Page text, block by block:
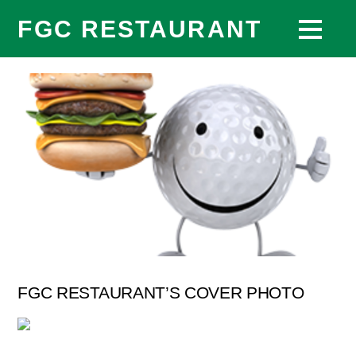
FGC RESTAURANT
FGC RESTAURANT’S COVER PHOTO